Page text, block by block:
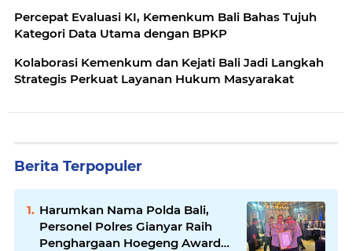
Percepat Evaluasi KI, Kemenkum Bali Bahas Tujuh
Kategori Data Utama dengan BPKP
Kolaborasi Kemenkum dan Kejati Bali Jadi Langkah
Strategis Perkuat Layanan Hukum Masyarakat
Berita Terpopuler
Harumkan Nama Polda Bali,
Personel Polres Gianyar Raih
Penghargaan Hoegeng Awards